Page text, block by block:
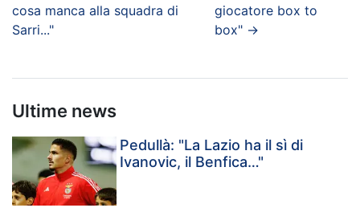
cosa manca alla squadra di
Sarri..."
giocatore box to
box" →
Ultime news
Pedullà: "La Lazio ha il sì di
Ivanovic, il Benfica…"